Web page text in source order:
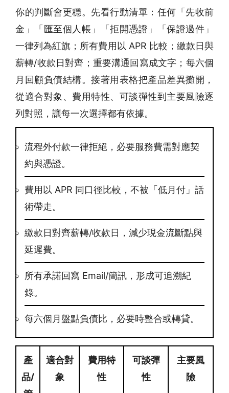
你的判斷會更穩。先看行動清單：任何「先收前
金」「匯至個人帳」「拒開憑證」「保證過件」
一律列為紅旗；所有費用以 APR 比較；繳款日與
薪轉/收款日對齊；重要溝通回寫成文字；每六個
月回顧負債結構。接著用表格把產品差異攤開，
從適合對象、費用特性、可談彈性到主要風險逐
列對照，讓每一次選擇都有依據。
流程外付款一律拒絕，必要服務費需對應契
約與憑證。
費用以 APR 同口徑比較，不被「低月付」話
術帶走。
繳款日對齊薪轉/收款日，減少現金流斷點與
延遲費。
所有承諾回寫 Email/簡訊，形成可追溯紀
錄。
每六個月盤點負債比，必要時整合或轉貸。
產
品/
適合對
象
費用特
性
可談彈
性
主要風
險